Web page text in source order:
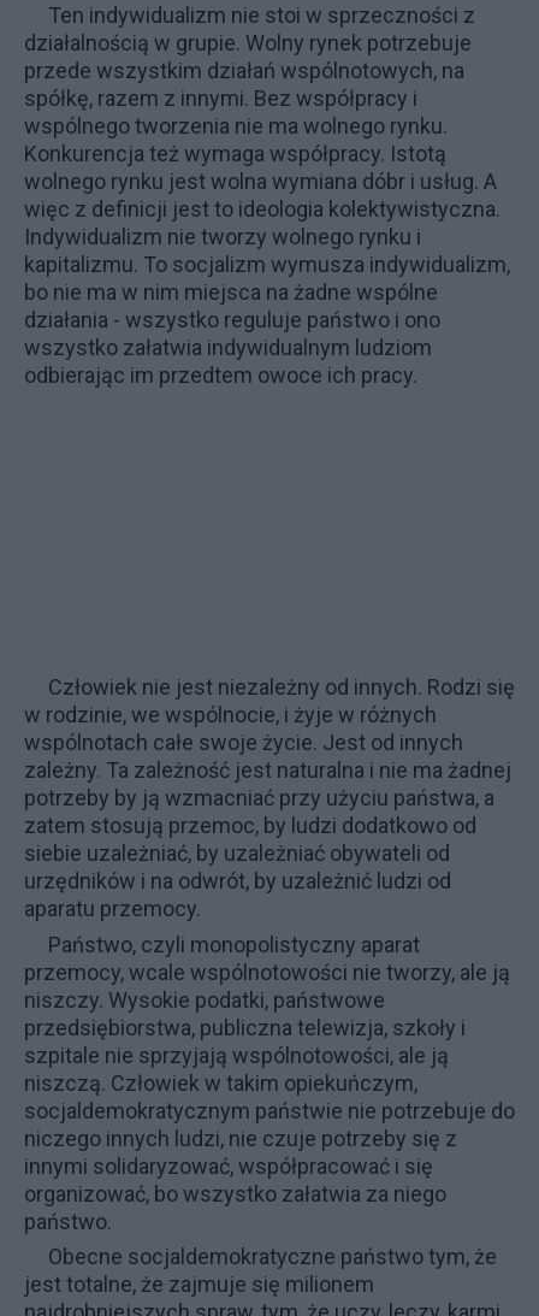
Ten indywidualizm nie stoi w sprzeczności z
działalnością w grupie. Wolny rynek potrzebuje
przede wszystkim działań wspólnotowych, na
spółkę, razem z innymi. Bez współpracy i
wspólnego tworzenia nie ma wolnego rynku.
Konkurencja też wymaga współpracy. Istotą
wolnego rynku jest wolna wymiana dóbr i usług. A
więc z definicji jest to ideologia kolektywistyczna.
Indywidualizm nie tworzy wolnego rynku i
kapitalizmu. To socjalizm wymusza indywidualizm,
bo nie ma w nim miejsca na żadne wspólne
działania - wszystko reguluje państwo i ono
wszystko załatwia indywidualnym ludziom
odbierając im przedtem owoce ich pracy.
Człowiek nie jest niezależny od innych. Rodzi się
w rodzinie, we wspólnocie, i żyje w różnych
wspólnotach całe swoje życie. Jest od innych
zależny. Ta zależność jest naturalna i nie ma żadnej
potrzeby by ją wzmacniać przy użyciu państwa, a
zatem stosują przemoc, by ludzi dodatkowo od
siebie uzależniać, by uzależniać obywateli od
urzędników i na odwrót, by uzależnić ludzi od
aparatu przemocy.
Państwo, czyli monopolistyczny aparat
przemocy, wcale wspólnotowości nie tworzy, ale ją
niszczy. Wysokie podatki, państwowe
przedsiębiorstwa, publiczna telewizja, szkoły i
szpitale nie sprzyjają wspólnotowości, ale ją
niszczą. Człowiek w takim opiekuńczym,
socjaldemokratycznym państwie nie potrzebuje do
niczego innych ludzi, nie czuje potrzeby się z
innymi solidaryzować, współpracować i się
organizować, bo wszystko załatwia za niego
państwo.
Obecne socjaldemokratyczne państwo tym, że
jest totalne, że zajmuje się milionem